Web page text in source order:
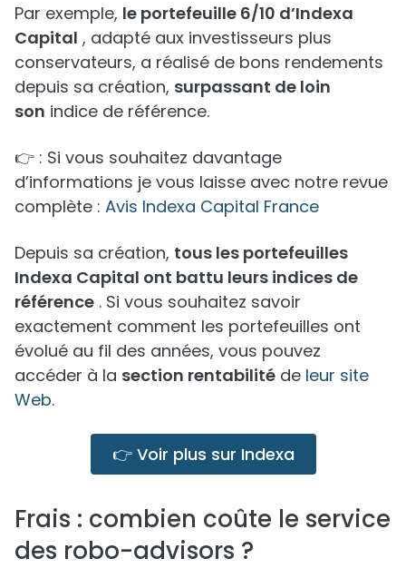
Par exemple, le portefeuille 6/10 d’Indexa
Capital , adapté aux investisseurs plus
conservateurs, a réalisé de bons rendements
depuis sa création, surpassant de loin
son indice de référence.
👉 : Si vous souhaitez davantage
d’informations je vous laisse avec notre revue
complète : Avis Indexa Capital France
Depuis sa création, tous les portefeuilles
Indexa Capital ont battu leurs indices de
référence . Si vous souhaitez savoir
exactement comment les portefeuilles ont
évolué au fil des années, vous pouvez
accéder à la section rentabilité de leur site
Web.
👉 Voir plus sur Indexa
Frais : combien coûte le service
des robo-advisors ?